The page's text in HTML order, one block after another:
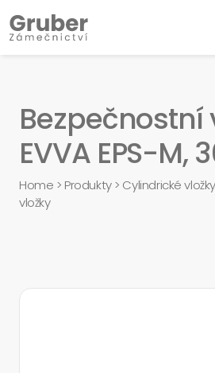
Bezpečnostní
EVVA EPS-
Home > Produkty> Cylindrické vložky
vložky